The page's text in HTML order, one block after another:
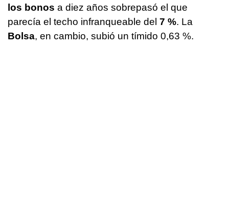
los bonos a diez años sobrepasó el que
parecía el techo infranqueable del 7 %. La
Bolsa, en cambio, subió un tímido 0,63 %.